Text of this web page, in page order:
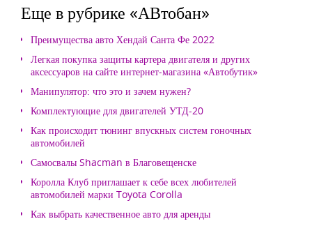
Еще в рубрике «АВтобан»
Преимущества авто Хендай Санта Фе 2022
Легкая покупка защиты картера двигателя и других
аксессуаров на сайте интернет-магазина «Автобутик»
Манипулятор: что это и зачем нужен?
Комплектующие для двигателей УТД-20
Как происходит тюнинг впускных систем гоночных
автомобилей
Самосвалы Shacman в Благовещенске
Королла Клуб приглашает к себе всех любителей
автомобилей марки Toyota Corolla
Как выбрать качественное авто для аренды